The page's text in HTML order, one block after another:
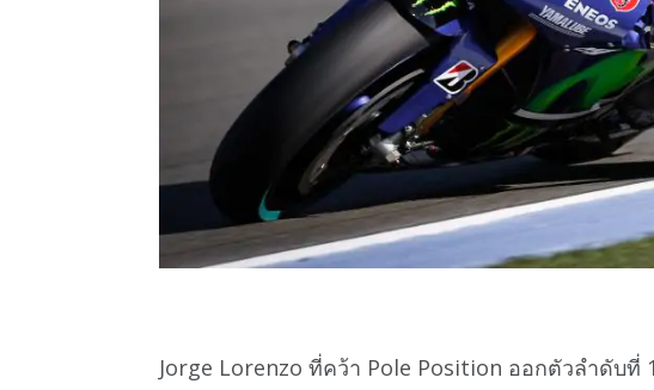
Jorge Lorenzo ที่คว้า Pole Position ออกตัวลำดับ